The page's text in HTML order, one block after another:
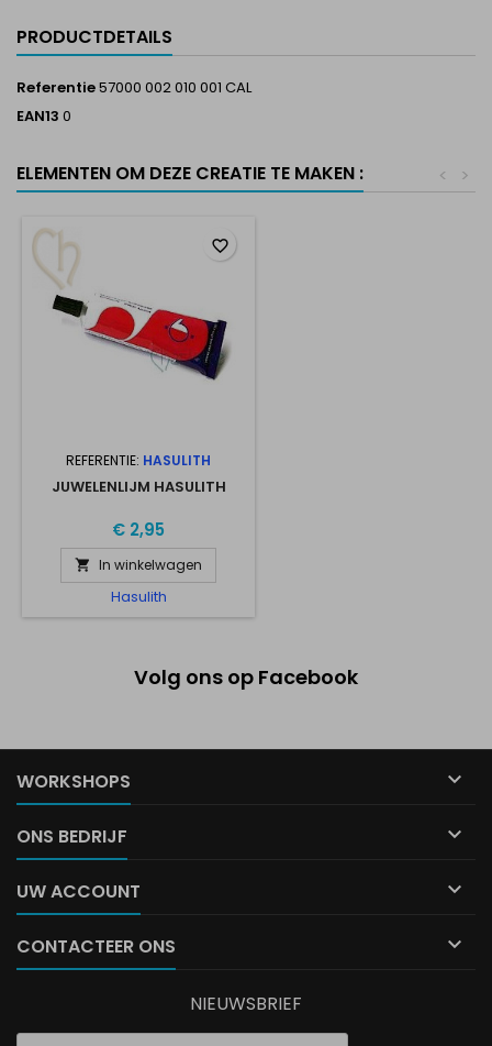
PRODUCTDETAILS
Referentie57000 002 010 001 CAL
EAN13 0
ELEMENTEN OM DEZE CREATIE TE MAKEN : >
<
REFERENTIE: HASULITH
JUWELENLIJM HASULITH
€ 2,95
 In winkelwagen
Hasulith
favorite_border
Volg ons op Facebook
WORKSHOPS 
ONS BEDRIJF 
UW ACCOUNT 
CONTACTEER ONS 
NIEUWSBRIEF